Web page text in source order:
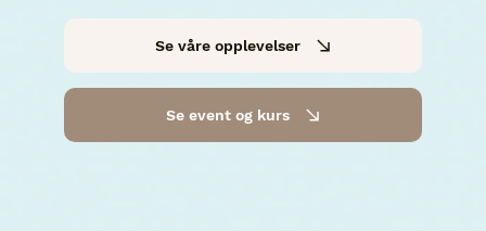
Se våre opplevelser
Se event og kurs